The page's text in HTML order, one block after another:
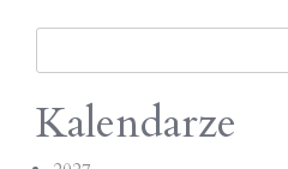
Szukaj
Kalendarze